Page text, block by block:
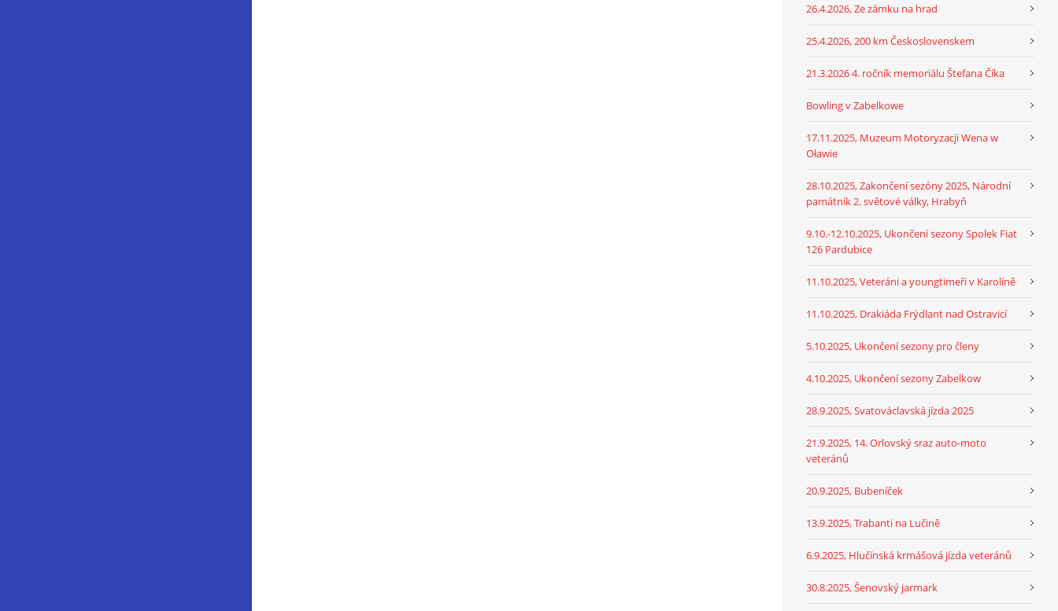
26.4.2026, Ze zámku na hrad
25.4.2026, 200 km Československem
21.3.2026 4. ročník memoriálu Štefana Číka
Bowling v Zabelkowe
17.11.2025, Muzeum Motoryzacji Wena w
Oławie
28.10.2025, Zakončení sezóny 2025, Národní
památník 2. světové války, Hrabyň
9.10.-12.10.2025, Ukončení sezony Spolek Fiat
126 Pardubice
11.10.2025, Veteráni a youngtimeři v Karolíně
11.10.2025, Drakiáda Frýdlant nad Ostravicí
5.10.2025, Ukončení sezony pro členy
4.10.2025, Ukončení sezony Zabelkow
28.9.2025, Svatováclavská jízda 2025
21.9.2025, 14. Orlovský sraz auto-moto
veteránů
20.9.2025, Bubeníček
13.9.2025, Trabanti na Lučině
6.9.2025, Hlučínská krmášová jízda veteránů
30.8.2025, Šenovský jarmark